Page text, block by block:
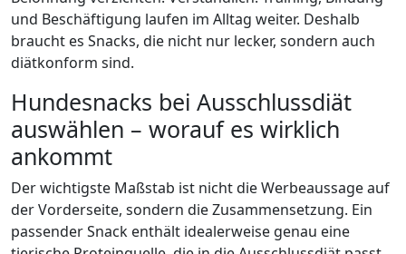
und Beschäftigung laufen im Alltag weiter. Deshalb
braucht es Snacks, die nicht nur lecker, sondern auch
diätkonform sind.
Hundesnacks bei Ausschlussdiät
auswählen – worauf es wirklich
ankommt
Der wichtigste Maßstab ist nicht die Werbeaussage auf
der Vorderseite, sondern die Zusammensetzung. Ein
passender Snack enthält idealerweise genau eine